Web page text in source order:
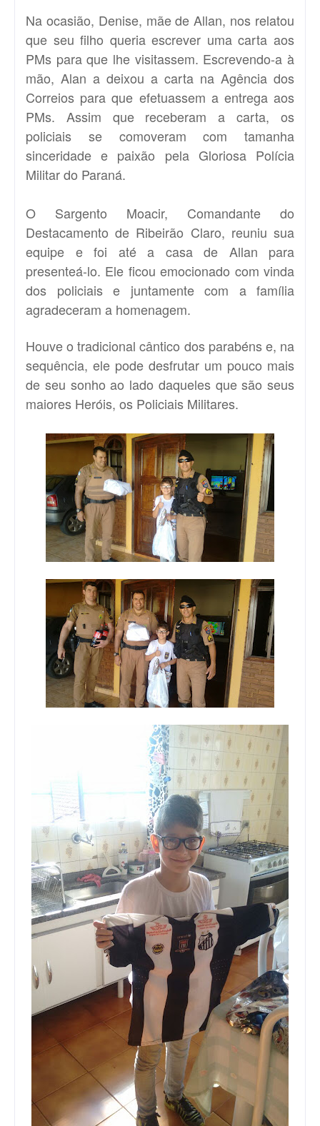
Na ocasião, Denise, mãe de Allan, nos relatou
que seu filho queria escrever uma carta aos
PMs para que lhe visitassem. Escrevendo-a à
mão, Alan a deixou a carta na Agência dos
Correios para que efetuassem a entrega aos
PMs. Assim que receberam a carta, os
policiais se comoveram com tamanha
sinceridade e paixão pela Gloriosa Polícia
Militar do Paraná.
O Sargento Moacir, Comandante do
Destacamento de Ribeirão Claro, reuniu sua
equipe e foi até a casa de Allan para
presenteá-lo. Ele ficou emocionado com vinda
dos policiais e juntamente com a família
agradeceram a homenagem.
Houve o tradicional cântico dos parabéns e, na
sequência, ele pode desfrutar um pouco mais
de seu sonho ao lado daqueles que são seus
maiores Heróis, os Policiais Militares.